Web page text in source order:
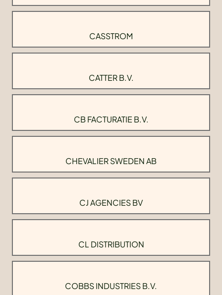
CASSTROM
CATTER B.V.
CB FACTURATIE B.V.
CHEVALIER SWEDEN AB
CJ AGENCIES BV
CL DISTRIBUTION
COBBS INDUSTRIES B.V.